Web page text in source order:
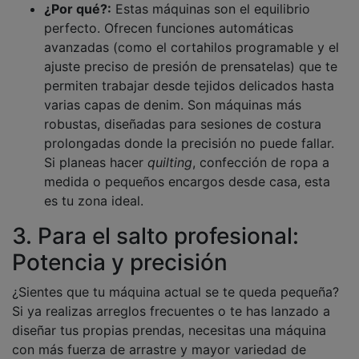
¿Por qué?: Estas máquinas son el equilibrio
perfecto. Ofrecen funciones automáticas
avanzadas (como el cortahilos programable y el
ajuste preciso de presión de prensatelas) que te
permiten trabajar desde tejidos delicados hasta
varias capas de denim. Son máquinas más
robustas, diseñadas para sesiones de costura
prolongadas donde la precisión no puede fallar.
Si planeas hacer quilting, confección de ropa a
medida o pequeños encargos desde casa, esta
es tu zona ideal.
3. Para el salto profesional:
Potencia y precisión
¿Sientes que tu máquina actual se te queda pequeña?
Si ya realizas arreglos frecuentes o te has lanzado a
diseñar tus propias prendas, necesitas una máquina
con más fuerza de arrastre y mayor variedad de